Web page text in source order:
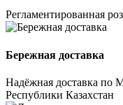
Регламентированная
Бережная доставка
Надёжная доставка по
Республики Казахстан